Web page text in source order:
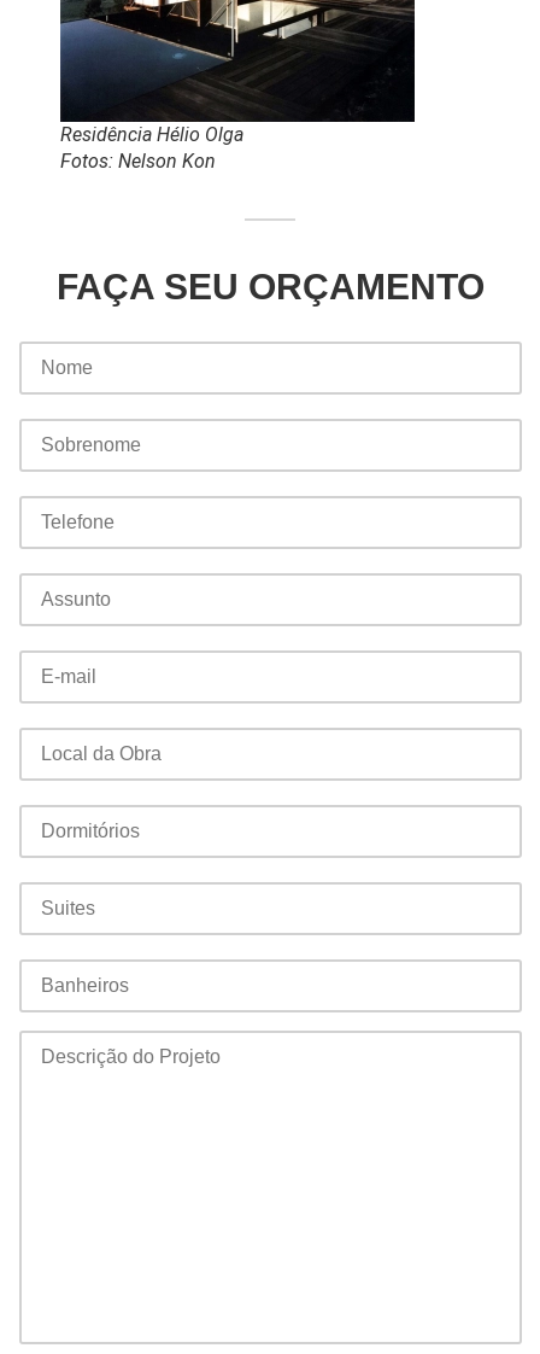
Residência Hélio Olga
Fotos: Nelson Kon
FAÇA SEU ORÇAMENTO